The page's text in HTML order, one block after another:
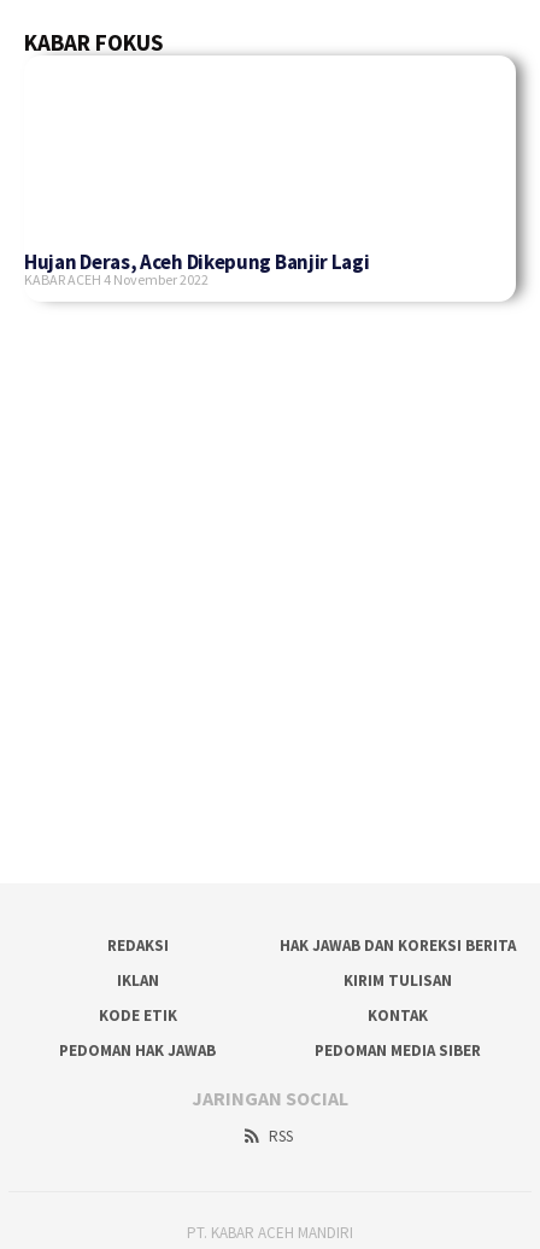
KABAR FOKUS
Hujan Deras, Aceh Dikepung Banjir Lagi
KABAR ACEH 4 November 2022
REDAKSI
HAK JAWAB DAN KOREKSI BERITA
IKLAN
KIRIM TULISAN
KODE ETIK
KONTAK
PEDOMAN HAK JAWAB
PEDOMAN MEDIA SIBER
JARINGAN SOCIAL
RSS
PT. KABAR ACEH MANDIRI